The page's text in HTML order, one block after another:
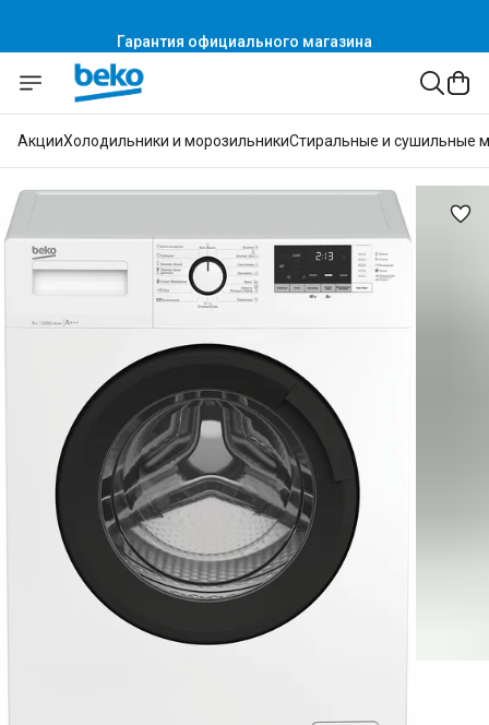
АкцииХолодильники и морозильникиСтиральные и сушильные